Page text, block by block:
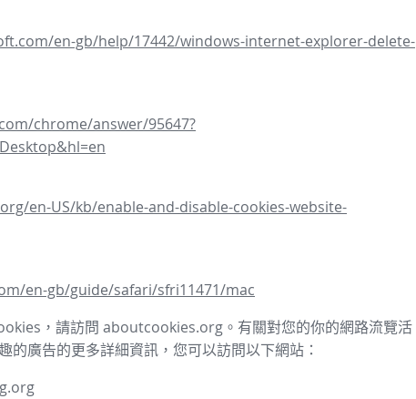
en-gb/help/17442/windows-internet-explorer-delete-
chrome/answer/95647?
en-US/kb/enable-and-disable-cookies-website-
en-gb/guide/safari/sfri11471/mac
，請訪問 aboutcookies.org。有關對您的你的網路流覽活
的廣告的更多詳細資訊，您可以訪問以下網站：